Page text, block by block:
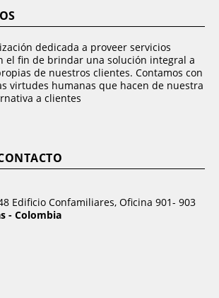
dedicada a proveer servicios
el fin de brindar una solución integral a
de nuestros clientes. Contamos con
virtudes humanas que hacen de nuestra
a clientes
Edificio Confamiliares, Oficina 901- 903
- Colombia